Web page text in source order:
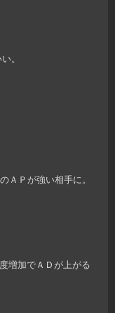
。
ＡＰが強い相手に。
増加でＡＤが上がる